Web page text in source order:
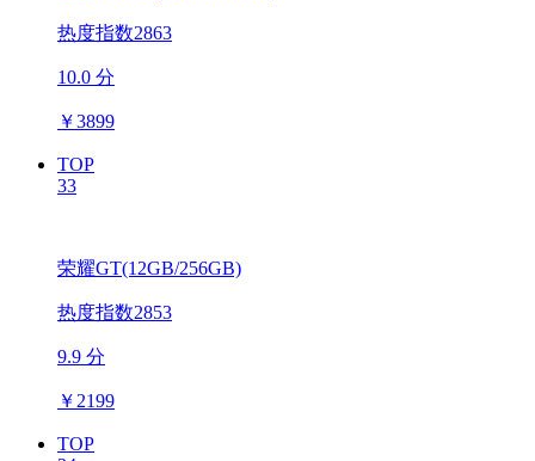
热度指数2863
10.0 分
￥3899
TOP
33
荣耀GT(12GB/256GB)
热度指数2853
9.9 分
￥ 2199
TOP